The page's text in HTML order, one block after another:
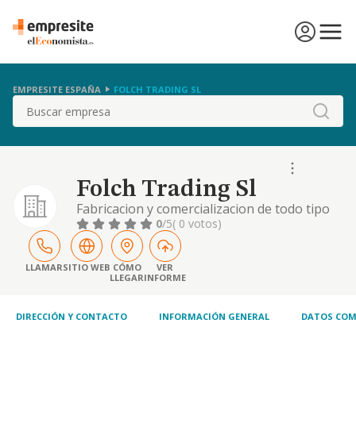
EMPRESITE ESPAÑA FOLCH TRADING SL
Buscar
Folch Trading Sl
Fabricacion y comercializacion de todo tipo
de articulos de costura, merceria papeleria.
creacion de programas de software.
adquisicion de fincas, rusticas urbanas
operaciones, de inversiones suscribir,
adquirir, accione
0/5( 0 votos)
LLAMARSITIO WEB CÓMO
LLEGAR
VER
INFORME
DIRECCIÓN Y CONTACTO INFORMACIÓN GENERAL DATOS